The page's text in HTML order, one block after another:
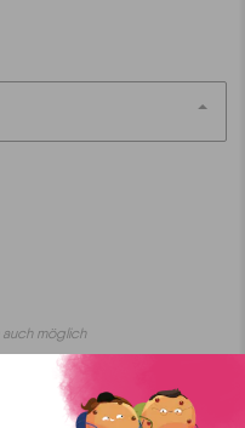
möglich